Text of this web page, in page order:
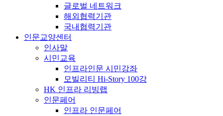
글로벌 네트워크
해외협력기관
국내협력기관
인문교양센터
인사말
시민교육
인프라인문 시민강좌
모빌리티 Hi-Story 100강
HK 인프라 리빙랩
인문페어
인프라 인문페어